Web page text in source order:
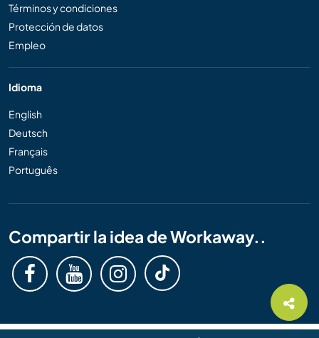
Términos y condiciones
Protección de datos
Empleo
Idioma
English
Deutsch
Français
Português
Compartir la idea de Workaway..